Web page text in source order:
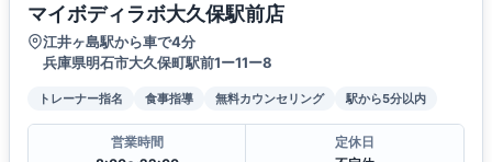
マイボディラボ大久保駅前店
江井ヶ島駅から車で4分
兵庫県明石市大久保町駅前1ー11ー8
トレーナー指名 食事指導 無料カウンセリング 駅から5分以内
営業時間
定休日